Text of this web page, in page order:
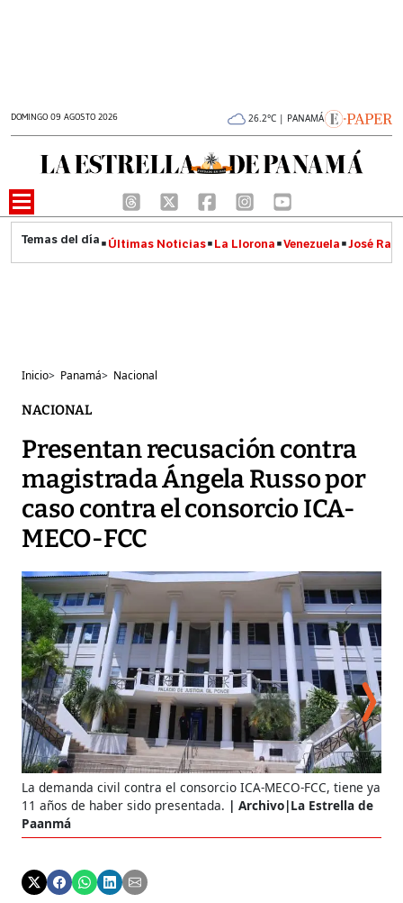
DOMINGO 09 AGOSTO 2026 26.2°C | PANAMÁ
Últimas Noticias La Llorona Venezuela José
Inicio> Panamá> Nacional
NACIONAL
Presentan recusación contra
magistrada Ángela Russo por
caso contra el consorcio ICA-
MECO-FCC
La demanda civil contra el consorcio ICA-MECO-FCC, tiene ya
11 años de haber sido presentada.
Archivo|La Estrella de
Paanmá